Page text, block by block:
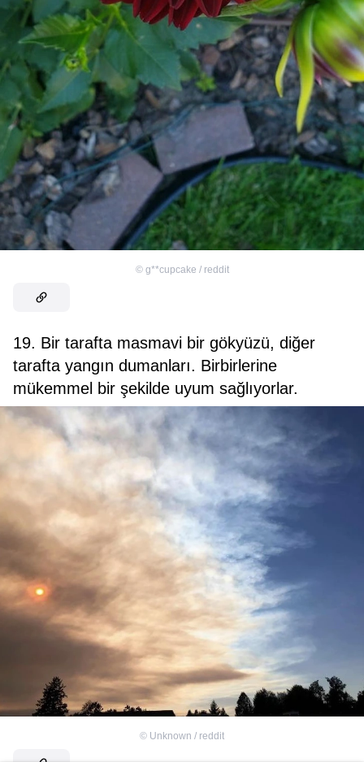
© g**cupcake / reddit
19. Bir tarafta masmavi bir gökyüzü, diğer
tarafta yangın dumanları. Birbirlerine
mükemmel bir şekilde uyum sağlıyorlar.
© Unknown / reddit